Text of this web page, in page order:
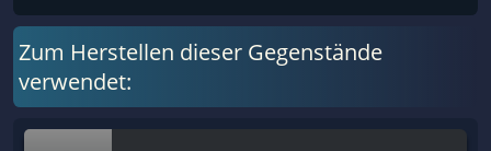
Zum Herstellen dieser Gegenstände
verwendet: